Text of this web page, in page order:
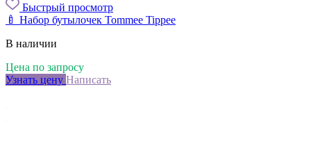
Быстрый просмотр
🍼 Набор бутылочек Tommee Tippee
В наличии
Цена по запросу
Узнать цену Написать